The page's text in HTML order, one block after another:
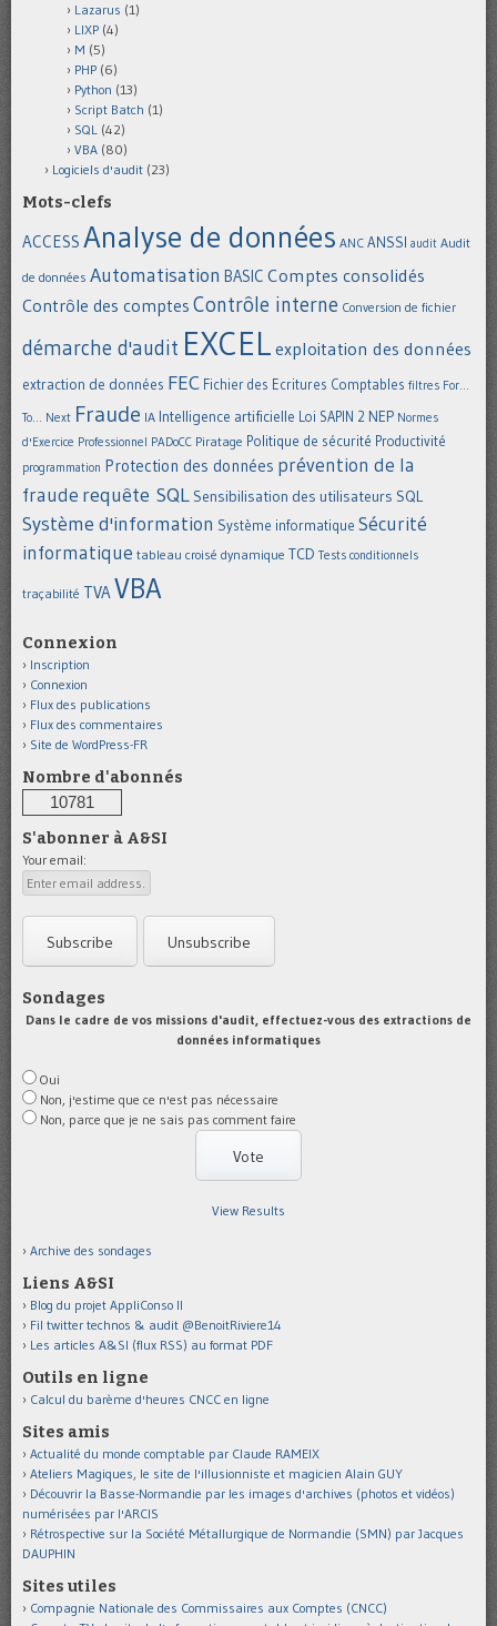
Lazarus (1)
LIXP (4)
M (5)
PHP (6)
Python (13)
Script Batch (1)
SQL (42)
VBA (80)
Logiciels d'audit (23)
Mots-clefs
ACCESS Analyse de données ANC ANSSI audit Audit
de données Automatisation BASIC Comptes consolidés
Contrôle des comptes Contrôle interne Conversion de fichier
démarche d'audit EXCEL exploitation des données
extraction de données FEC Fichier des Ecritures Comptables filtres For...
To... Next Fraude IA Intelligence artificielle Loi SAPIN 2 NEP Normes
d'Exercice Professionnel PADoCC Piratage Politique de sécurité Productivité
programmation Protection des données prévention de la
fraude requête SQL Sensibilisation des utilisateurs SQL
Système d'information Système informatique Sécurité
informatique tableau croisé dynamique TCD Tests conditionnels
traçabilité TVAVBA
Connexion
Inscription
Connexion
Flux des publications
Flux des commentaires
Site de WordPress-FR
Nombre d'abonnés
10781
S'abonner à A&SI
Your email:
Sondages
Dans le cadre de vos missions d'audit, effectuez-vous des extractions de
données informatiques
Oui
Non, j'estime que ce n'est pas nécessaire
Non, parce que je ne sais pas comment faire
View Results
Archive des sondages
Liens A&SI
Blog du projet AppliConso II
Fil twitter technos & audit @BenoitRiviere14
Les articles A&SI (flux RSS) au format PDF
Outils en ligne
Calcul du barème d'heures CNCC en ligne
Sites amis
Actualité du monde comptable par Claude RAMEIX
Ateliers Magiques, le site de l'illusionniste et magicien Alain GUY
Découvrir la Basse-Normandie par les images d'archives (photos et vidéos)
numérisées par l'ARCIS
Rétrospective sur la Société Métallurgique de Normandie (SMN) par Jacques
DAUPHIN
Sites utiles
Compagnie Nationale des Commissaires aux Comptes (CNCC)